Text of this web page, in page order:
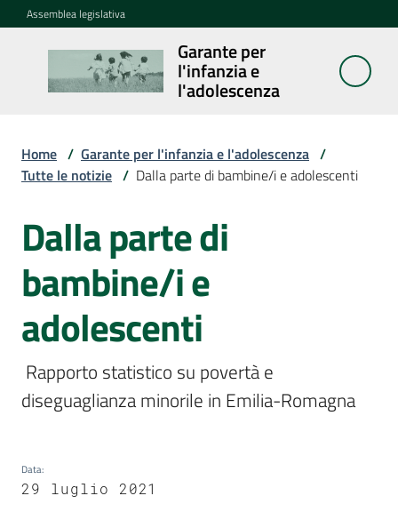
Vai al contenuto
Vai alla navigazione
Vai al footer
Assemblea legislativa
Garante per
l'infanzia e
l'adolescenza
Garante per
l'infanzia e
l'adolescenza
Cosa
Notizie
Agenda
Assemblea
dei
ragazzi
e
Home / Garante per l'infanzia e l'adolescenza /
Tutte le notizie / Dalla parte di bambine/i e adolescenti
Salta al contenuto
Dalla parte di
bambine/i e
adolescenti
diseguaglianza minorile in Emilia-Romagna
Data:
29 luglio 2021